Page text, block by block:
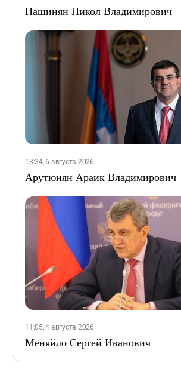
Пашинян Никол Владимирович
13:34, 6 августа 2026
Арутюнян Араик Владимирович
11:05, 4 августа 2026
Меняйло Сергей Иванович